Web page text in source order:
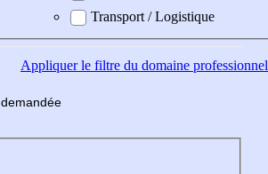
Transport / Logistique
Appliquerle filtre du domaine professionnel
demandée